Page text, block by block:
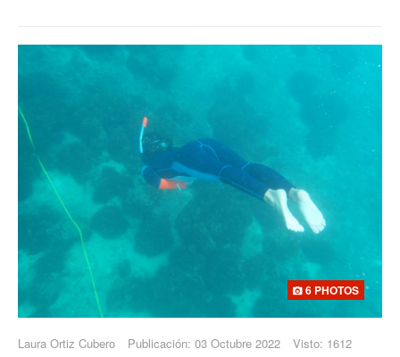
6 PHOTOS
Laura Ortiz Cubero Publicación: 03 Octubre 2022 Visto: 1612